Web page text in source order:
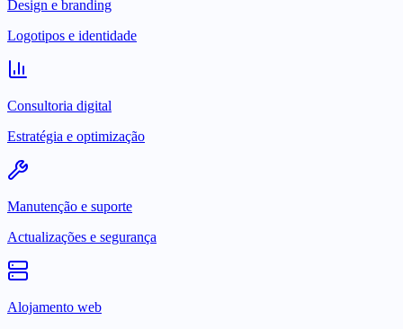
Design e branding
Logotipos e identidade
Consultoria digital
Estratégia e optimização
Manutenção e suporte
Actualizações e segurança
Alojamento web